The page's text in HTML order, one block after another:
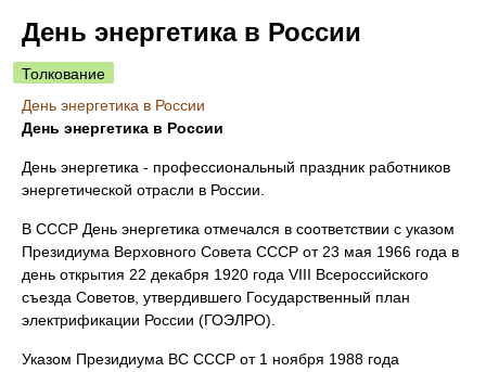
День энергетика в России
Толкование
День энергетика в России
День энергетика в России
День энергетика - профессиональный праздник работников
энергетической отрасли в России.
В СССР День энергетика отмечался в соответствии с указом
Президиума Верховного Совета СССР от 23 мая 1966 года в
день открытия 22 декабря 1920 года VIII Всероссийского
съезда Советов, утвердившего Государственный план
электрификации России (ГОЭЛРО).
Указом Президиума ВС СССР от 1 ноября 1988 года